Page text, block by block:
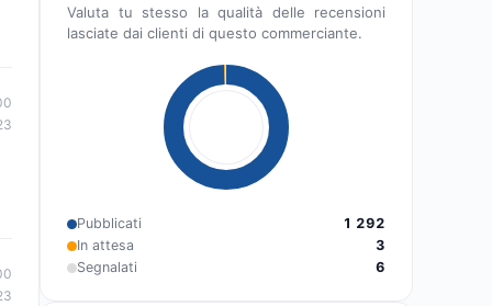
Valuta tu stesso la qualità delle recensioni
lasciate dai clienti di questo commerciante.
Pubblicati
1 292
In attesa
3
Segnalati
6